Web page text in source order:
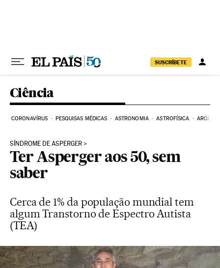
SUSCRÍBETE
Ciência
CORONAVÍRUS PESQUISAS MÉDICAS ASTRONOMIA ASTROFÍSICA
SÍNDROME DE ASPERGER
Ter Asperger aos 50, sem
saber
Cerca de 1% da população mundial tem
algum Transtorno de Espectro Autista
(TEA)